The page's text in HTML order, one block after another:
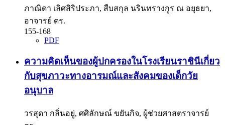
ภาณิดา เลิศสิริประภา, สืบสกุล นรินทรางกูร ณ อยุธยา,
อาจารย์ ดร.
155-168
PDF
ความคิดเห็นของผู้ปกครองในโรงเรียนราชินีเกี่ยว
กับสุขภาวะทางอารมณ์และสังคมของเด็กวัย
อนุบาล
วรสุดา กลิ่นอยู่, ศศิลักษณ์ ขยันกิจ, ผู้ช่วยศาสตราจารย์